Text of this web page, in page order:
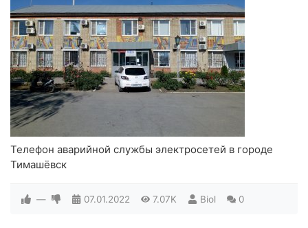
Телефон аварийной службы электросетей в городе
Тимашёвск
— 07.01.2022 7.07K Biol 0